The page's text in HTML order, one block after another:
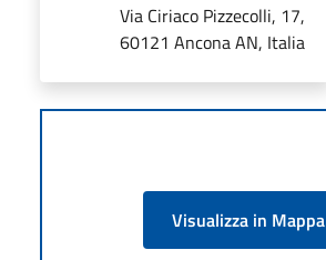
Via Ciriaco Pizzecolli, 17,
60121 Ancona AN, Italia
Visualizza in Mappa